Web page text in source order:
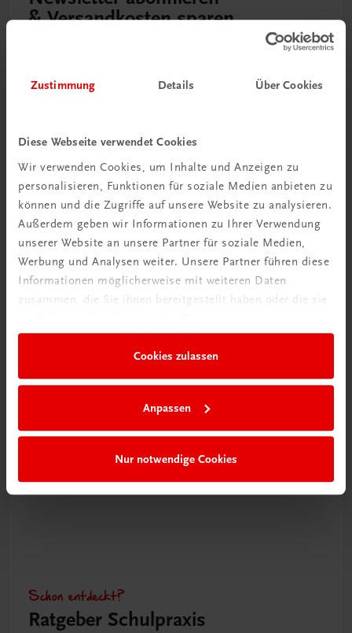
Zustimmung Details Über Cookies
Diese Webseite verwendet Cookies
Wir verwenden Cookies, um Inhalte und Anzeigen zu
personalisieren, Funktionen für soziale Medien anbieten zu
können und die Zugriffe auf unsere Website zu analysieren.
Außerdem geben wir Informationen zu Ihrer Verwendung
unserer Website an unsere Partner für soziale Medien,
Werbung und Analysen weiter. Unsere Partner führen diese
Informationen möglicherweise mit weiteren Daten
zusammen, die Sie ihnen bereitgestellt haben oder die sie
Cookies zulassen
Anpassen
Nur notwendige Cookies
& Versandkosten sparen
Neu zur DigiBox
Videos mit
Schon entdeckt?
Ratgeber Schulpraxis